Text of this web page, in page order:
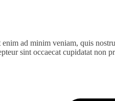
ad minim veniam, quis
sint occaecat cupidatat non